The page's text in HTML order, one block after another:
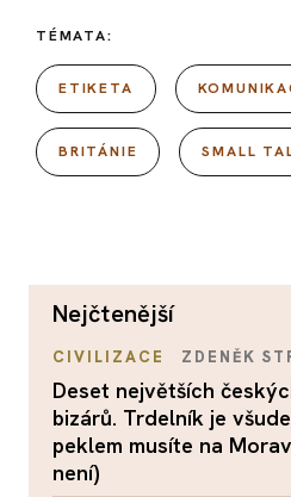
TÉMATA:
ETIKETA
BRITÁNIE SMALL
nejčtenější
CIVILIZACE ZDENĚK
Deset největších
bizárů. Trdelník je
peklem musíte na
není)